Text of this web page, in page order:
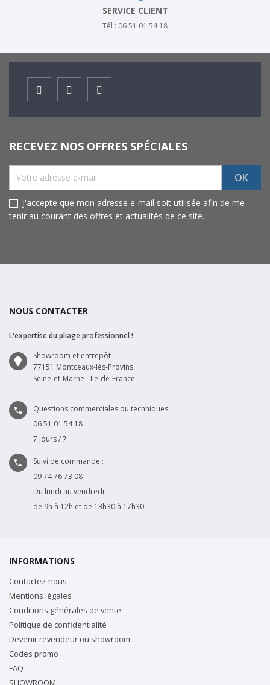
SERVICE CLIENT
Tél : 06 51 01 54 18
FacebookInstagramYoutube
RECEVEZ NOS OFFRES SPÉCIALES
J'accepte que mon adresse e-mail soit utilisée afin de me
tenir au courant des offres et actualités de ce site.
NOUS CONTACTER
L'expertise du pliage professionnel !
Showroom et entrepôt
77151 Montceaux-lès-Provins
Seine-et-Marne - Ile-de-France

Questions commerciales ou techniques :
06 51 01 54 18
7 jours / 7

Suivi de commande :
09 74 76 73 08
Du lundi au vendredi :
de 9h à 12h et de 13h30 à 17h30
INFORMATIONS
Contactez-nous
Mentions légales
Conditions générales de vente
Politique de confidentialité
Devenir revendeur ou showroom
Codes promo
FAQ
SHOWROOM